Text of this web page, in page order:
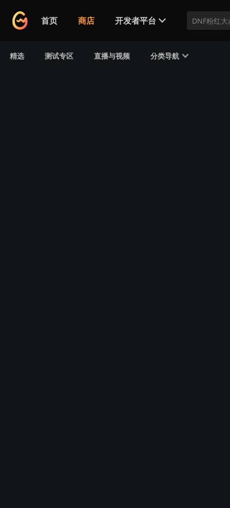
首页 商店 开发者平台
先锋测试游戏
精选 测试专区 直播与视频 分类导航